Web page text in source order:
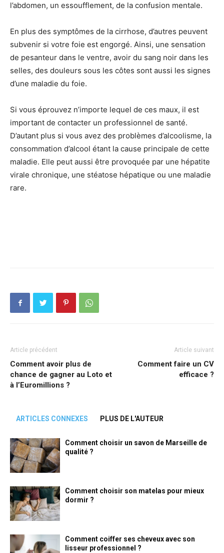
l’abdomen, un essoufflement, de la confusion mentale.
En plus des symptômes de la cirrhose, d’autres peuvent
subvenir si votre foie est engorgé. Ainsi, une sensation
de pesanteur dans le ventre, avoir du sang noir dans les
selles, des douleurs sous les côtes sont aussi les signes
d’une maladie du foie.
Si vous éprouvez n’importe lequel de ces maux, il est
important de contacter un professionnel de santé.
D’autant plus si vous avez des problèmes d’alcoolisme, la
consommation d’alcool étant la cause principale de cette
maladie. Elle peut aussi être provoquée par une hépatite
virale chronique, une stéatose hépatique ou une maladie
rare.
Article précédent
Comment avoir plus de
chance de gagner au Loto et
à l’Euromillions ?
Article suivant
Comment faire un CV
efficace ?
ARTICLES CONNEXES PLUS DE L'AUTEUR
Comment choisir un savon de Marseille de
qualité ?
Comment choisir son matelas pour mieux
dormir ?
Comment coiffer ses cheveux avec son
lisseur professionnel ?